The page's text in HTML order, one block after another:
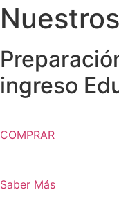
ingreso
COMPRAR
Saber Más